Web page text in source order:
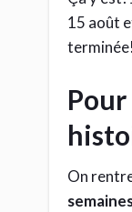
15 août
terminée!
On